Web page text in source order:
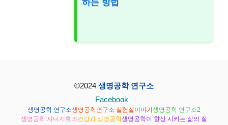
하는 방법
©2024 생명공학 연구소
Facebook
생명공학 연구소생명공학연구소 실험실이야기생명공학 연구소2
생명공학 시너지효과건강과 생명공학생명공학이 향상 시키는 삶의 질